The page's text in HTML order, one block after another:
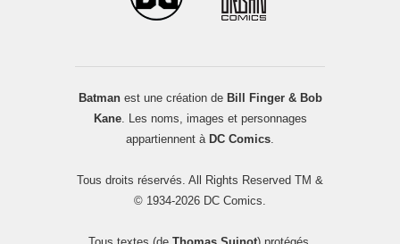
Batmanest une création de Bill Finger & Bob
Kane. Les noms, images et personnages
appartiennent à DC Comics.
Tous droits réservés. All Rights Reserved TM &
© 1934-2026 DC Comics.